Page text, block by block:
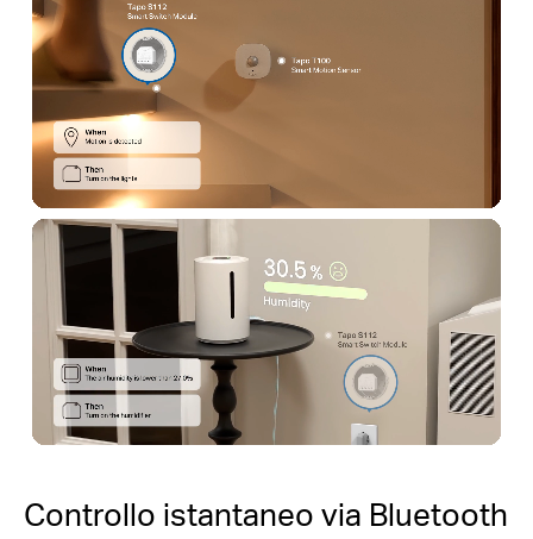
Controllo istantaneo via Bluetooth